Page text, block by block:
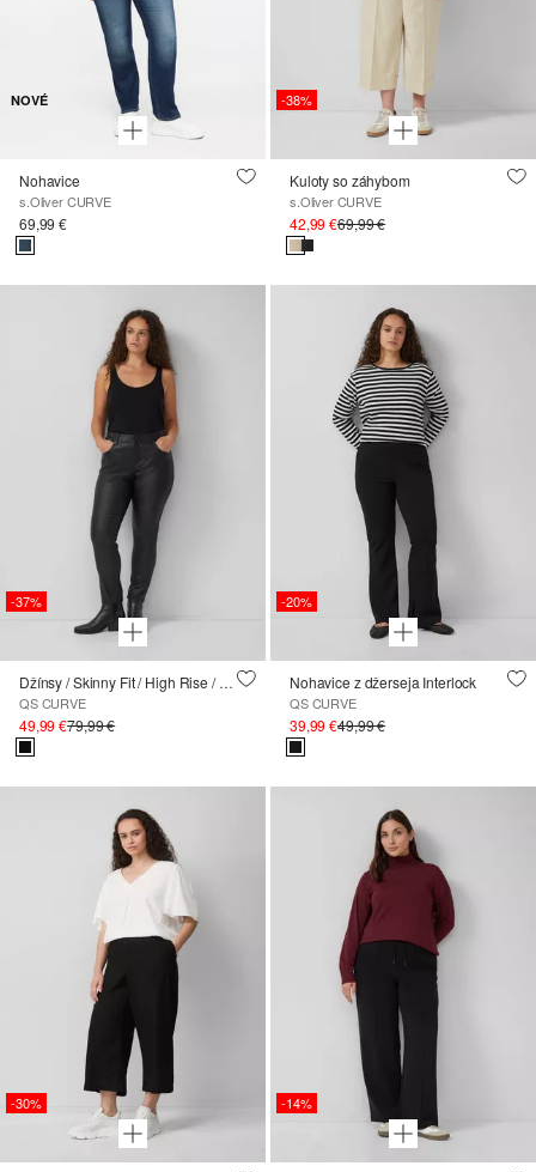
NOVÉ
Nohavice
s.Oliver CURVE
69,99 €
-38%
Kuloty so záhybom
s.Oliver CURVE
42,99 €69,99 €
-37%
Džínsy / Skinny Fit / High Rise / Skinny Leg / Coating
QS CURVE
49,99 €79,99 €
-20%
Nohavice z džerseja Interlock
QS CURVE
39,99 €49,99 €
-30% -14%